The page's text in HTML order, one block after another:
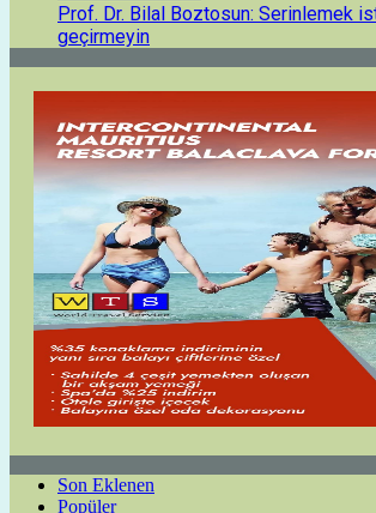
Prof. Dr. Bilal Boztosun: Serinlemek
geçirmeyin
Son Eklenen
Popüler